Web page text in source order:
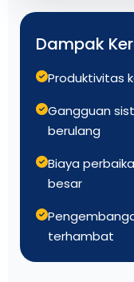
Dampak
Produktivitas
Gangguan
berulang
Biaya
besar
terhambat